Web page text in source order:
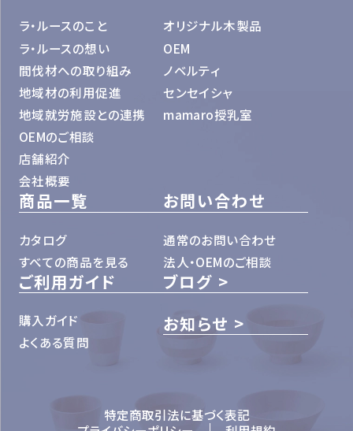
ラ・ルースのこと
ラ・ルースの想い
間伐材への取り組み
地域材の利用促進
地域就労施設との連携
OEMのご相談
店舗紹介
会社概要
オリジナル木製品
OEM
ノベルティ
センセイシャ
mamaro授乳室
商品一覧
カタログ
すべての商品を見る
お問い合わせ
通常のお問い合わせ
法人・OEMのご相談
ご利用ガイド
購入ガイド
よくある質問
ブログ
お知らせ
特定商取引法に基づく表記